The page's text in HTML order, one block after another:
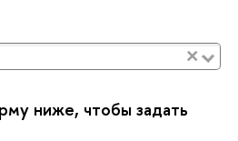
×
ниже, чтобы задать